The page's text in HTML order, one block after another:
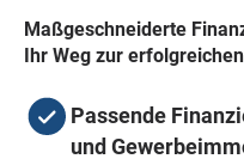
Maßgeschneiderte
Ihr Weg zur
Passende
und